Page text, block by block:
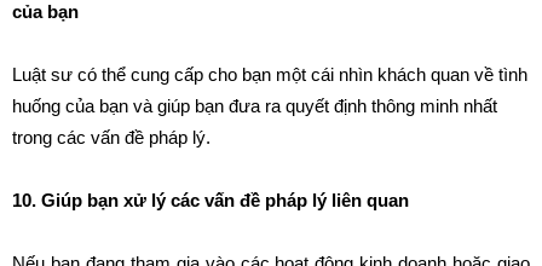
của bạn
Luật sư có thể cung cấp cho bạn một cái nhìn khách quan về tình
huống của bạn và giúp bạn đưa ra quyết định thông minh nhất
trong các vấn đề pháp lý.
10. Giúp bạn xử lý các vấn đề pháp lý liên quan